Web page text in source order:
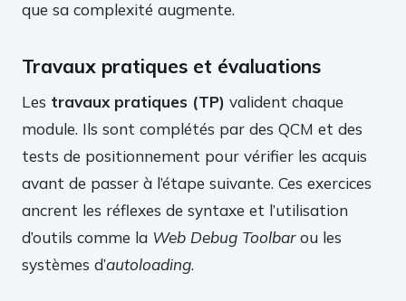
que sa complexité augmente.
Travaux pratiques et évaluations
Les travaux pratiques (TP) valident chaque
module. Ils sont complétés par des QCM et des
tests de positionnement pour vérifier les acquis
avant de passer à l’étape suivante. Ces exercices
ancrent les réflexes de syntaxe et l’utilisation
d’outils comme la Web Debug Toolbarou les
systèmes d’autoloading.